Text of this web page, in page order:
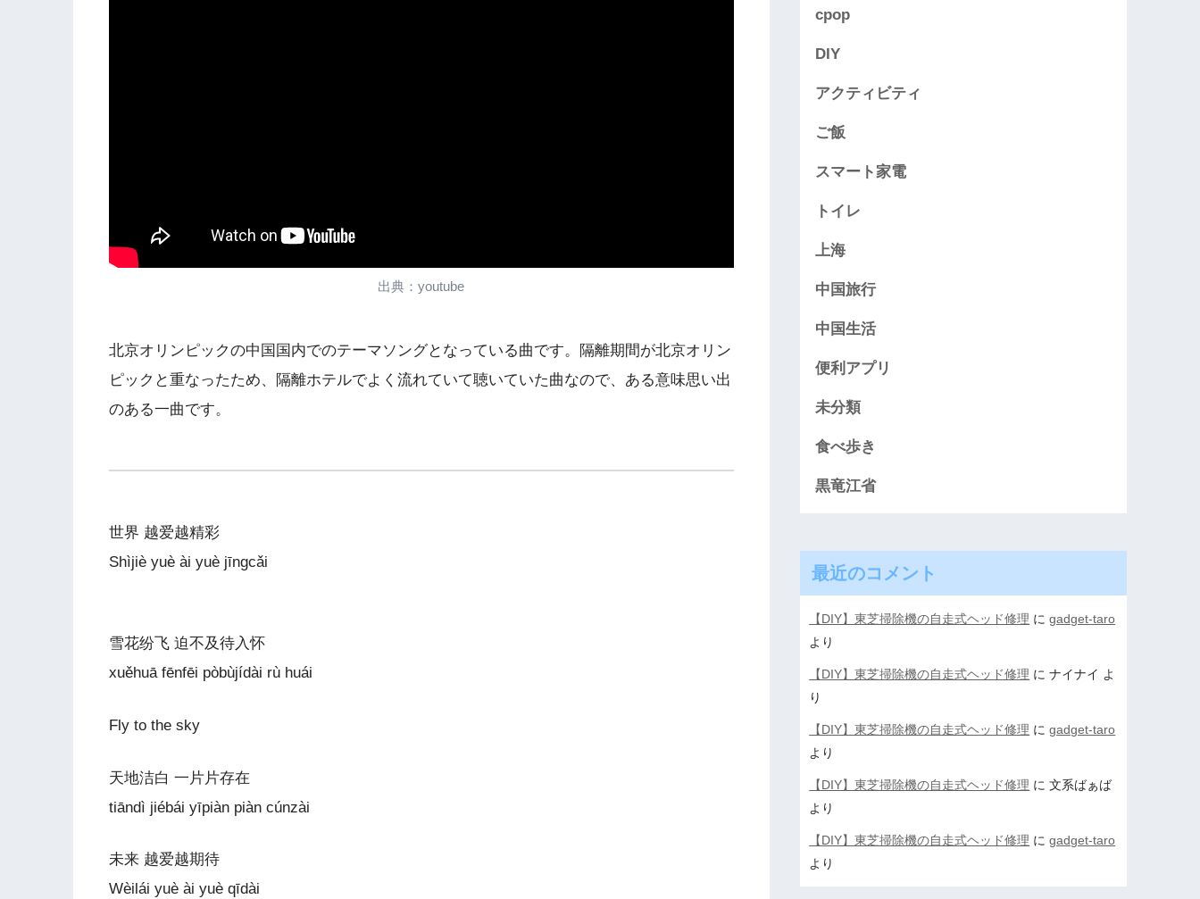
出典：youtube
北京オリンピックの中国国内でのテーマソングとなっている曲です。隔離期間が北京オリン
ピックと重なったため、隔離ホテルでよく流れていて聴いていた曲なので、ある意味思い出
のある一曲です。
世界 越爱越精彩
Shìjiè yuè ài yuè jīngcǎi
雪花纷飞 迫不及待入怀
xuěhuā fēnfēi pòbùjídài rù huái
Fly to the sky
天地洁白 一片片存在
tiāndì jiébái yīpiàn piàn cúnzài
未来 越爱越期待
Wèilái yuè ài yuè qīdài
cpop
DIY
アクティビティ
ご飯
スマート家電
トイレ
上海
中国旅行
中国生活
便利アプリ
未分類
食べ歩き
黒竜江省
最近のコメント
【DIY】東芝掃除機の自走式ヘッド修理 にgadget-taro
より
【DIY】東芝掃除機の自走式ヘッド修理 にナイナイ よ
り
【DIY】東芝掃除機の自走式ヘッド修理 にgadget-taro
より
【DIY】東芝掃除機の自走式ヘッド修理 に文系ばぁば
より
【DIY】東芝掃除機の自走式ヘッド修理 にgadget-taro
より